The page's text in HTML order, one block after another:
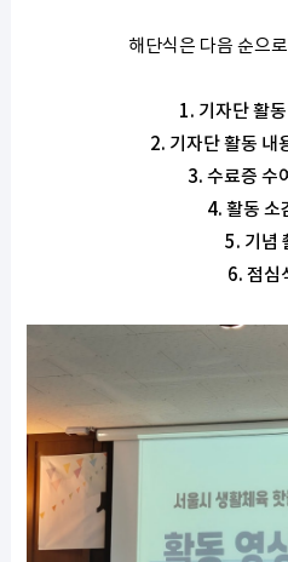
해단식은 다음 순으
1. 기자단 활
2. 기자단 활동 내
3. 수료증 수
4. 활동 소
5. 기념
6. 점심